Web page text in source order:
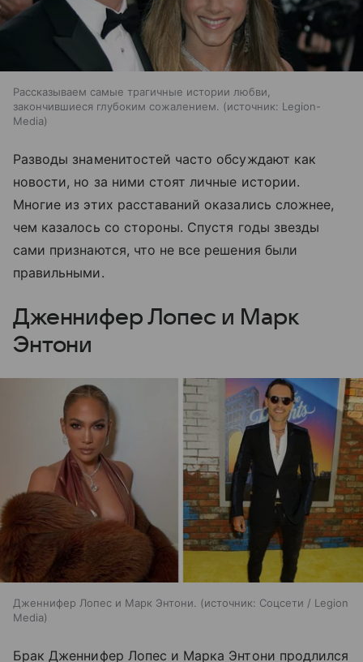
Рассказываем самые трагичные истории любви,
закончившиеся глубоким сожалением.
источник: Legion-
Media
Разводы знаменитостей часто обсуждают как
новости, но за ними стоят личные истории.
Многие из этих расставаний оказались сложнее,
чем казалось со стороны. Спустя годы звезды
сами признаются, что не все решения были
правильными.
Дженнифер Лопес и Марк
Энтони
Дженнифер Лопес и Марк Энтони. источник: Соцсети / Legion
Media
Брак Дженнифер Лопес и Марка Энтони продлился